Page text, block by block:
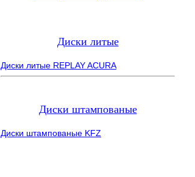
Диски литые
Диски литые REPLAY ACURA
Диски штампованые
Диски штампованые KFZ